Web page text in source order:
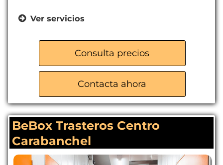
Ver servicios
Carritos y montacargas
Reserva online
Consulta precios
Contacta ahora
BeBox Trasteros Centro
Carabanchel